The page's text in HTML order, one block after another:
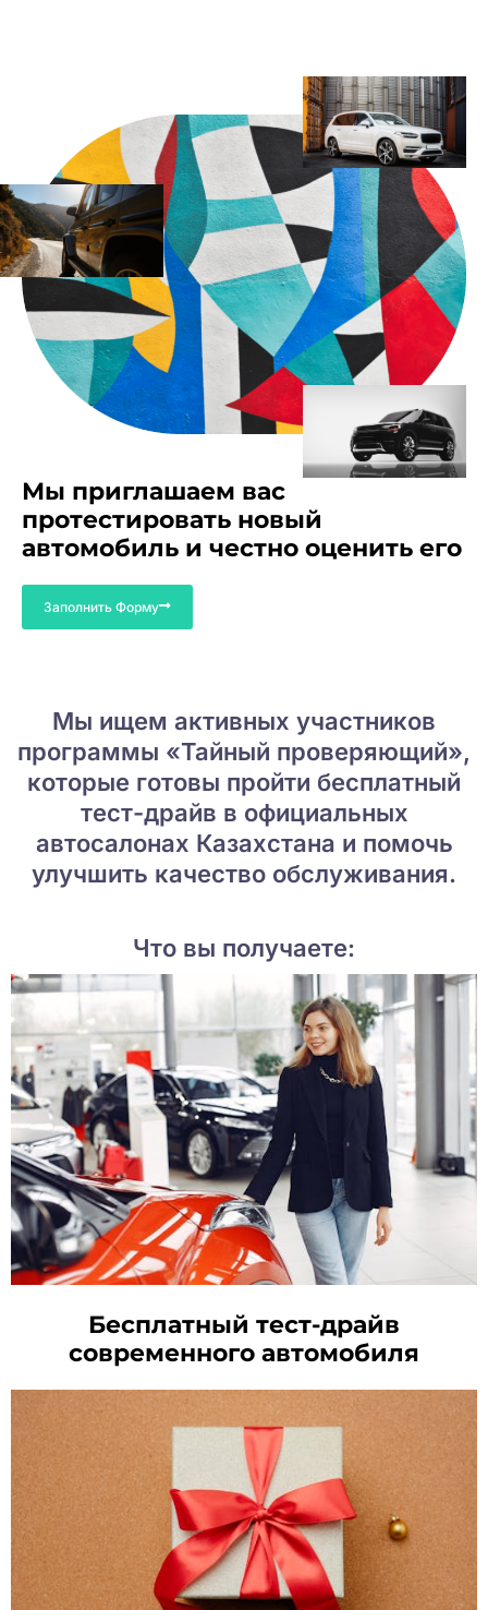
Мы приглашаем вас
протестировать новый
автомобиль и честно оценить его
Заполнить Форму
Мы ищем активных участников
программы «Тайный проверяющий»,
которые готовы пройти бесплатный
тест-драйв в официальных
автосалонах Казахстана и помочь
улучшить качество обслуживания.
Что вы получаете:
Бесплатный тест-драйв
современного автомобиля